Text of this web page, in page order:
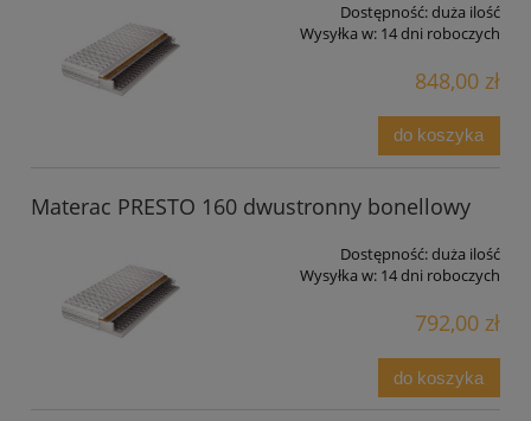
Dostępność:duża ilość
Wysyłka w: 14 dni roboczych
848,00 zł
do koszyka
Materac PRESTO 160 dwustronny bonellowy
Dostępność:duża ilość
Wysyłka w: 14 dni roboczych
792,00 zł
do koszyka